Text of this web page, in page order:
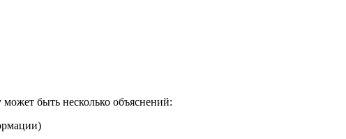
быть несколько объяснений: